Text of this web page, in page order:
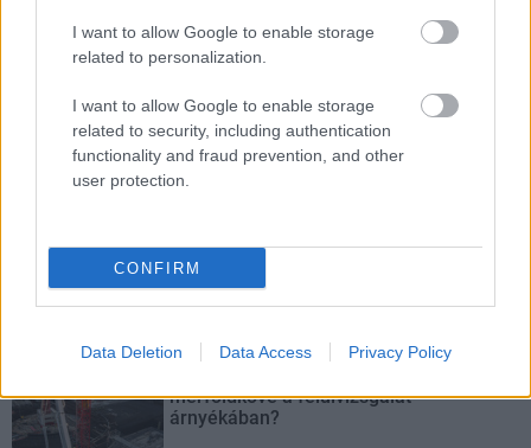
I want to allow Google to enable storage
related to personalization.
I want to allow Google to enable storage
related to security, including authentication
functionality and fraud prevention, and other
user protection.
CONFIRM
Data Deletion Data Access Privacy Policy
Másfélszeresére bővítik
Hódmezővásárhely jó hírű református
iskoláját
Látványos építési szakasz indult be a
Flórián téri felüljárón
mérföldköve a felülvizsgálat
árnyékában?